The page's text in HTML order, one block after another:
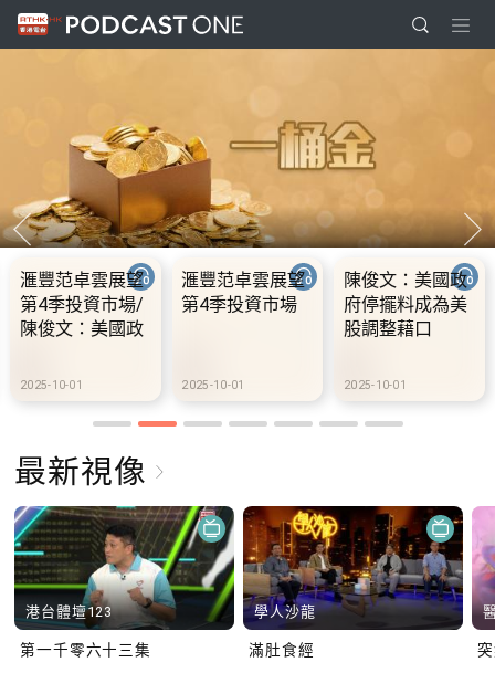
滙豐范卓雲展望
第4季投資市場/
陳俊文：美國政
股調整藉口
2025-10-01
滙豐范卓雲展望
第4季投資市場
2025-10-01
陳俊文：美國政
府停擺料成為美
股調整藉口
2025-10-01
最新視像
港台體壇123
第一千零六十三集
學人沙龍
滿肚食經